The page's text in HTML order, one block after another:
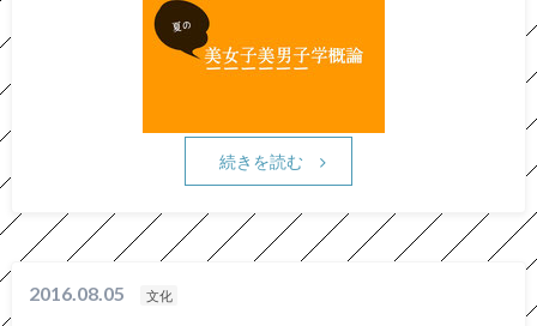
続きを読む
2016.08.05 文化